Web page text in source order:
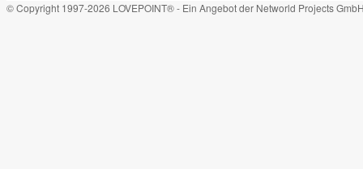
© Copyright 1997-2026 LOVEPOINT® - Ein Angebot der Networld Projects